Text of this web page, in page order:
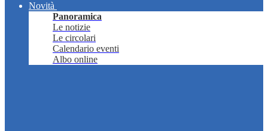
Novità
Panoramica
Le notizie
Le circolari
Calendario eventi
Albo online